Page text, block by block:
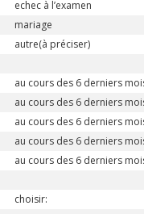
echec à l’examen
mariage
autre(à préciser)
au cours des 6 derniers
au cours des 6 derniers
au cours des 6 derniers
au cours des 6 derniers
au cours des 6 derniers
choisir: